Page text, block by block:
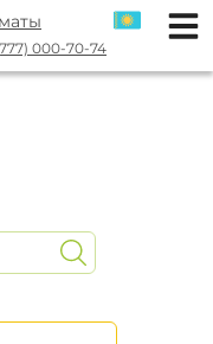
000-70-74